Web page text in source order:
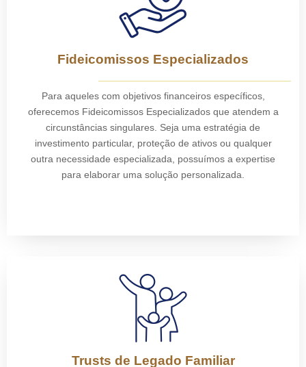
Fideicomissos Especializados
Para aqueles com objetivos financeiros específicos,
oferecemos Fideicomissos Especializados que atendem a
circunstâncias singulares. Seja uma estratégia de
investimento particular, proteção de ativos ou qualquer
outra necessidade especializada, possuímos a expertise
para elaborar uma solução personalizada.
Trusts de Legado Familiar